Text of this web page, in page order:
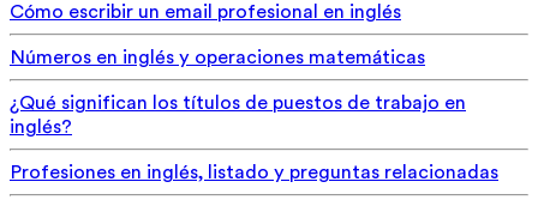
Cómo escribir un email profesional en inglés
Números en inglés y operaciones matemáticas
¿Qué significan los títulos de puestos de trabajo en
inglés?
Profesiones en inglés, listado y preguntas relacionadas